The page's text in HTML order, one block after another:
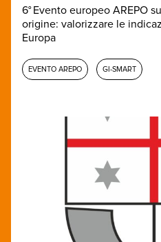
6° Evento europeo AREPO
origine: valorizzare le
Europa
EVENTO AREPO GI-SMART